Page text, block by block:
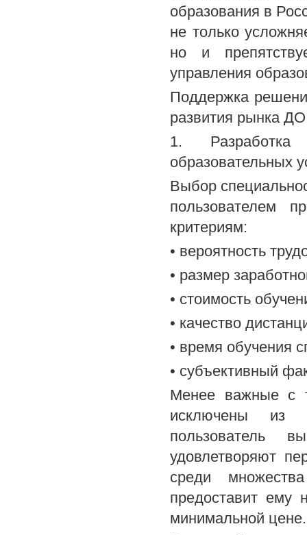
образования в
не только
но и
управления
Поддержка
развития рынка
1. Разработка
образовательных
Выбор
пользователем
критериям:
• вероятность
• размер
• стоимость
• качество
• время обучения
• субъективный
Менее важные с
исключены из
пользователь
удовлетворяют
среди
предоставит ему
минимальной цене.